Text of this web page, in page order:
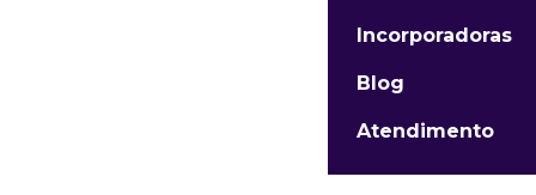
Incorporadoras
Blog
Atendimento